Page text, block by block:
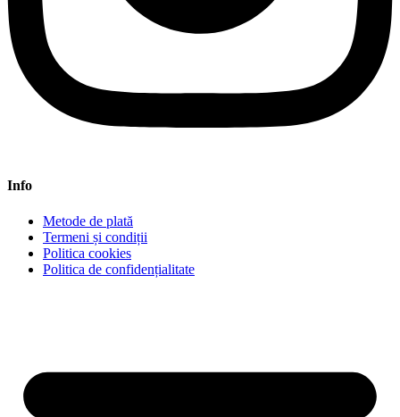
Info
Metode de plată
Termeni și condiții
Politica cookies
Politica de confidențialitate